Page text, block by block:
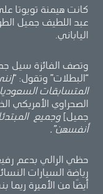
كانت هيمنة تويوتا
عبد اللطيف جميل
الياباني.
وتصف الفائزة سيل
“البطلات” وتقول: “
المتسابقات
الصحراوي الأمريكي
جميل]وجميع
أنفسهن”.
حظي الرالي بدعم
رياضة السيارات
أيضًا من الأميرة